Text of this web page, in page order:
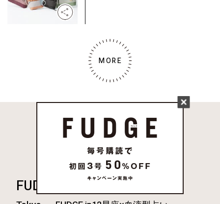
MORE
人気のキーワード
FUDGE FRIEND